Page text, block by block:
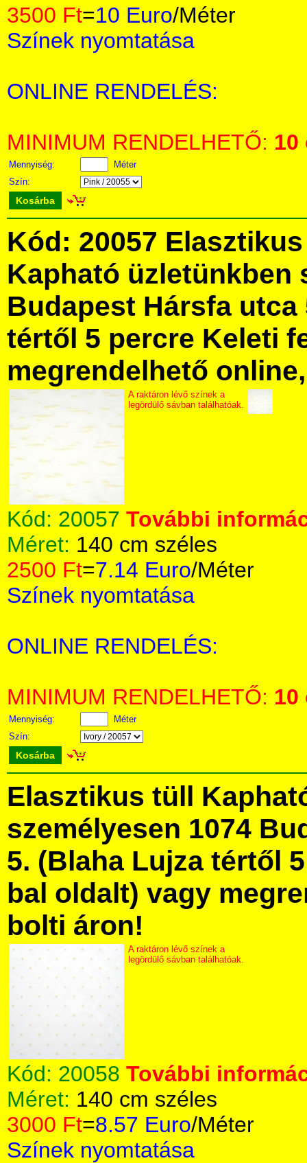
3500 Ft=10 Euro/Méter
Színek nyomtatása
ONLINE RENDELÉS:
MINIMUM RENDELHETŐ: 10
Mennyiség:
Méter
Szín:
Kosárba
Kód: 20057
Kapható üzletünkben
Budapest Hársfa utca
tértől 5 percre Keleti
megrendelhető
A raktáron lévő színek a
legördülő sávban találhatóak.
Kód: 20057 További
Méret: 140 cm széles
2500 Ft=7.14 Euro/Méter
Színek nyomtatása
ONLINE RENDELÉS:
MINIMUM RENDELHETŐ: 10
Mennyiség:
Méter
Szín:
Kosárba
Elasztikus tüll
személyesen 1074
5. (Blaha Lujza tértől
bal oldalt) vagy
bolti áron!
A raktáron lévő színek a
legördülő sávban találhatóak.
Kód: 20058 További
Méret: 140 cm széles
3000 Ft=8.57 Euro/Méter
Színek nyomtatása